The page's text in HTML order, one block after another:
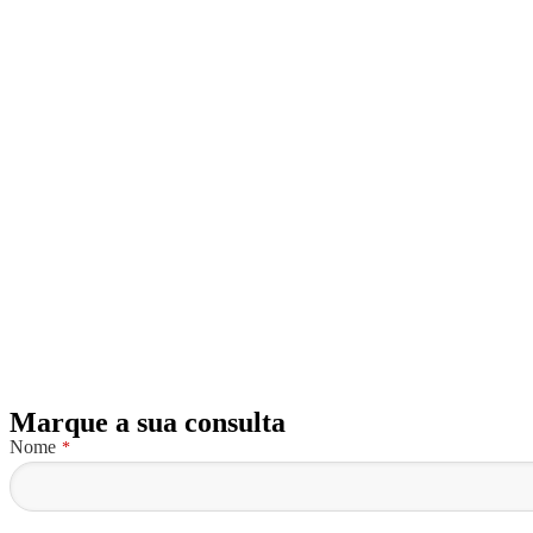
Marque a sua consulta
Email *
Nome *